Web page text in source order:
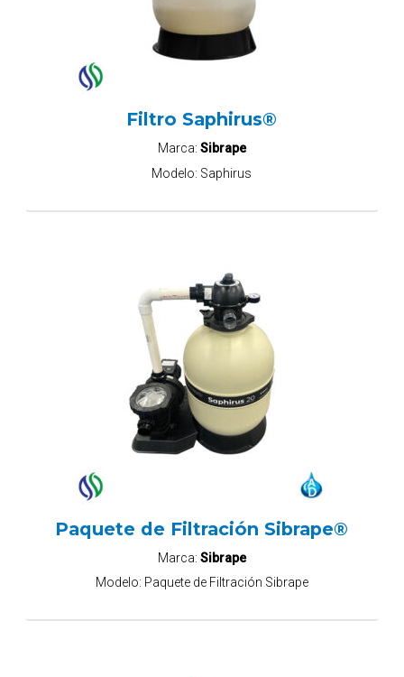
Filtro Saphirus®
Marca: Sibrape
Modelo: Saphirus
Paquete de Filtración Sibrape®
Marca: Sibrape
Modelo: Paquete de Filtración Sibrape